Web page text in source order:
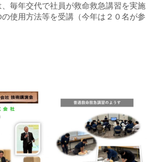
毎年交代で社員が救命救急講習を実施
使用方法等を受講（今年は２０名が参